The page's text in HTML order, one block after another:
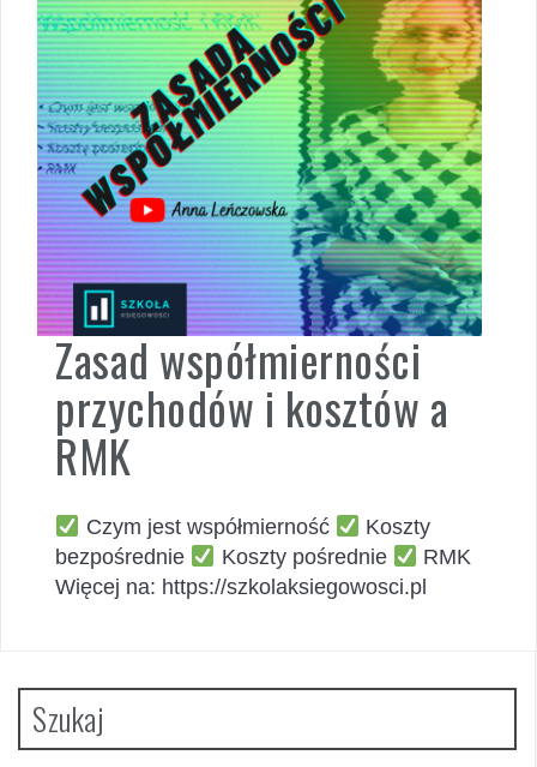
Zasad współmierności
przychodów i kosztów a
RMK
Czym jest współmierność
Koszty
bezpośrednie
Koszty pośrednie
RMK
Więcej na: https://szkolaksiegowosci.pl
Szukaj